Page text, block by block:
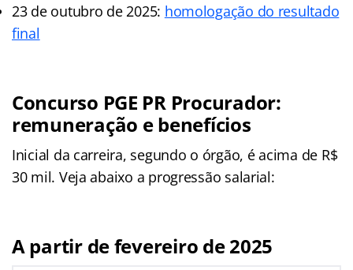
23 de outubro de 2025: homologação do resultado
final
Concurso PGE PR Procurador:
remuneração e benefícios
Inicial da carreira, segundo o órgão, é acima de R$
30 mil. Veja abaixo a progressão salarial:
A partir de fevereiro de 2025